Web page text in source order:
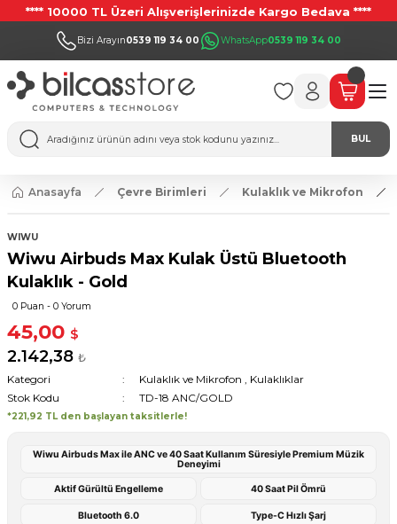
**** 10000 TL Üzeri Alışverişlerinizde Kargo Bedava ****
Bizi Arayın0539 119 34 00 WhatsApp0539 119 34 00
BUL
Anasayfa Çevre Birimleri Kulaklık ve Mikrofon
WIWU
Wiwu Airbuds Max Kulak Üstü Bluetooth
Kulaklık - Gold
0 Puan - 0 Yorum
45,00 $
2.142,38 ₺
Kategori
Kulaklık ve Mikrofon , Kulaklıklar
Stok Kodu
TD-18 ANC/GOLD
*221,92 TL den başlayan taksitlerle!
Wiwu Airbuds Max ile ANC ve 40 Saat Kullanım Süresiyle Premium Müzik
Deneyimi
Aktif Gürültü Engelleme 40 Saat Pil Ömrü
Bluetooth 6.0 Type-C Hızlı Şarj